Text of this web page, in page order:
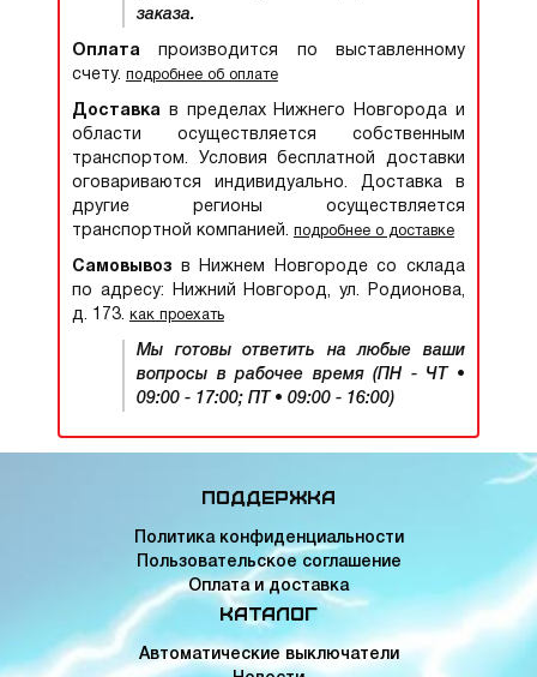
заказа.
Оплата производится по выставленному
счету. подробнее об оплате
Доставка в пределах Нижнего Новгорода и
области осуществляется собственным
транспортом. Условия бесплатной доставки
оговариваются индивидуально. Доставка в
другие регионы осуществляется
транспортной компанией. подробнее о доставке
Самовывозв Нижнем Новгороде со склада
по адресу: Нижний Новгород, ул. Родионова,
д. 173. как проехать
Мы готовы ответить на любые ваши
вопросы в рабочее время (ПН - ЧТ •
09:00 - 17:00; ПТ • 09:00 - 16:00)
Поддержка
Политика конфиденциальности
Пользовательское соглашение
Оплата и доставка
Каталог
Автоматические выключатели